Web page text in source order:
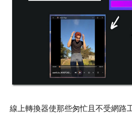
線上轉換器使那些匆忙且不受網路